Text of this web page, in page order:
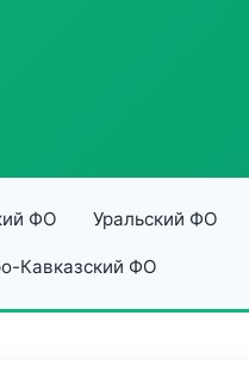
ФО Уральский ФО
Кавказский ФО